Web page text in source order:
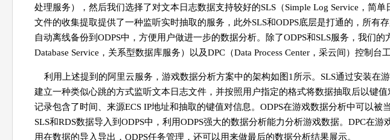
处理服务），然后我们选择了对文本日志数据支持较好的SLS（Simple Log Service，简
文件的收集提取提供了一种监听实时抽取的服务，此外SLS和ODPS底层是打通的，所有
自动离线备份到ODPS中，方便用户做进一步的数据分析。除了ODPS和SLS服务，我们的
Database Service，关系型数据库服务）以及DPC（Data Process Center，采云间）控制台工
利用上述提到的阿里云服务，游戏数据分析方案中的架构如图1所示。SLS通过安装在
建立一种类似心跳的方式监听文本日志文件，并按照用户指定的格式将数据抽取后以键
记录包含了时间、来源ECS IP地址和抽取的键值对信息。ODPS在游戏数据分析中可以被
SLS和RDS数据导入到ODPS中，利用ODPS强大的数据分析能力分析游戏数据。DPC在
用在数据的导入导出，ODPS任务管理，还可以用来做最后的数据分析结果展示。